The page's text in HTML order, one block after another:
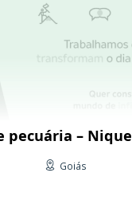
pecuária –
Goiás